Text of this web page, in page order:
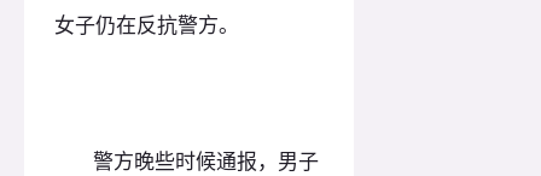
女子仍在反抗警方。
警方晚些时候通报，男子